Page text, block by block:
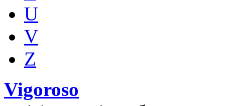
U
V
Z
Vigoroso